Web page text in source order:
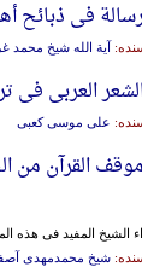
رسالة فی ذبائح
آیة الله شیخ محمد
العربی فی
علی موسی کعبی
موقف القرآن من
الشیخ المفید فی هذه
شیخ محمدمهدی